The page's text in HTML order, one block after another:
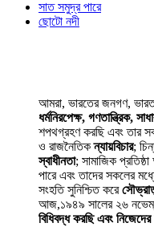
সাত সমুদ্র পারে
ছোটো নদী
আমরা, ভারতের জনগণ,
ধর্মনিরপেক্ষ, গণতান্ত্রিক,
শপথগ্রহণ করছি এবং তার
ও রাজনৈতিকন্যায়বিচার;
স্বাধীনতা; সামাজিক
পারে এবং তাদের সকলের
সংহতি সুনিশ্চিত করে
আজ,১৯৪৯ সালের ২৬
বিধিবদ্ধ করছি এবং